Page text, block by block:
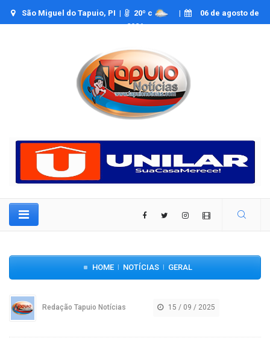
São Miguel do Tapuio, PI | 20º c |
06 de agosto de
2026
HOME NOTÍCIAS GERAL
Redação Tapuio Notícias 15 / 09 / 2025